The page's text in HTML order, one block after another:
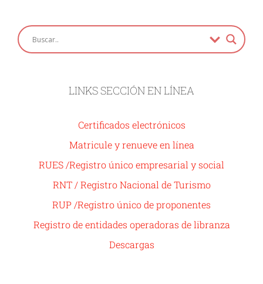
LINKS SECCIÓN EN LÍNEA
Certificados electrónicos
Matricule y renueve en línea
RUES /Registro único empresarial y social
RNT / Registro Nacional de Turismo
RUP /Registro único de proponentes
Registro de entidades operadoras de libranza
Descargas